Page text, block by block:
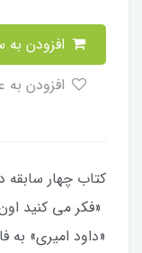
«فکر می کنید
«داود امیری»